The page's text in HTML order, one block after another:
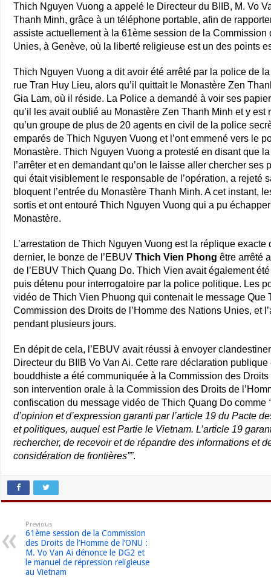
Thich Nguyen Vuong a appelé le Directeur du BIIB, M. Vo
Thanh Minh, grâce à un téléphone portable, afin de
assiste actuellement à la 61ème session de la Commission
Unies, à Genève, où la liberté religieuse est un des points
Thich Nguyen Vuong a dit avoir été arrêté par la police de
rue Tran Huy Lieu, alors qu’il quittait le Monastère Zen
Gia Lam, où il réside. La Police a demandé à voir ses
qu’il les avait oublié au Monastère Zen Thanh Minh et y est
qu’un groupe de plus de 20 agents en civil de la police
emparés de Thich Nguyen Vuong et l’ont emmené vers le
Monastère. Thich Nguyen Vuong a protesté en disant que
l’arrêter et en demandant qu’on le laisse aller chercher
qui était visiblement le responsable de l’opération, a rejeté
bloquent l’entrée du Monastère Thanh Minh. A cet instant,
sortis et ont entouré Thich Nguyen Vuong qui a pu
Monastère.
L’arrestation de Thich Nguyen Vuong est la réplique exacte
dernier, le bonze de l’EBUVThich Vien Phong être arrêté
de l’EBUV Thich Quang Do. Thich Vien avait également
puis détenu pour interrogatoire par la police politique. Les
vidéo de Thich Vien Phuong qui contenait le message Que
Commission des Droits de l’Homme des Nations Unies, et
pendant plusieurs jours.
En dépit de cela, l’EBUV avait réussi à envoyer
Directeur du BIIB Vo Van Ai. Cette rare déclaration
bouddhiste a été communiquée à la Commission des
son intervention orale à la Commission des Droits de
confiscation du message vidéo de Thich Quang Do comme
d’opinion et d’expression garanti par l’article 19 du Pacte
et politiques, auquel est Partie le Vietnam. L’article 19
rechercher, de recevoir et de répandre des informations et
considération de frontières””.
Previous
61ème session de la Commission
des Droits de l’Homme de l’ONU :
M. Vo Van Ai dénonce le DG2 et
le manuel de répression religieuse
au Vietnam